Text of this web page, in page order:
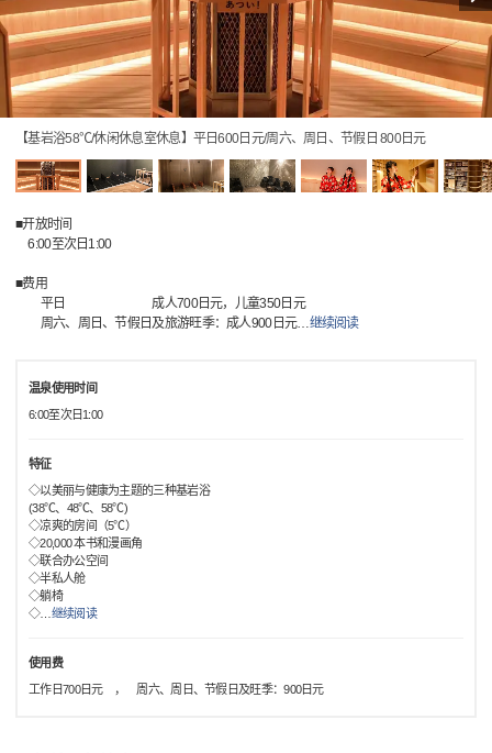
【基岩浴58℃/休闲休息室休息】平日600日元/周六、周日、节假日 800日元
■开放时间
6:00至次日1:00
■费用
平日 成人700日元，儿童350日元
周六、周日、节假日及旅游旺季：成人900日元…继续阅读
温泉使用时间
6:00至次日1:00
特征
◇以美丽与健康为主题的三种基岩浴
(38℃、48℃、58℃)
◇凉爽的房间（5℃）
◇20,000 本书和漫画角
◇联合办公空间
◇半私人舱
◇躺椅
◇… 继续阅读
使用费
工作日700日元 ， 周六、周日、节假日及旺季：900日元